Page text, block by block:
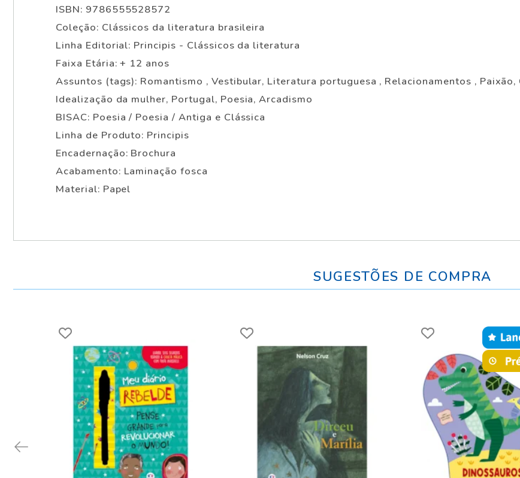
ISBN: 9786555528572
Coleção: Clássicos da literatura brasileira
Linha Editorial: Principis - Clássicos da literatura
Faixa Etária: + 12 anos
Assuntos (tags): Romantismo , Vestibular, Literatura portuguesa , Relacionamentos ,
Idealização da mulher, Portugal, Poesia, Arcadismo
BISAC: Poesia / Poesia / Antiga e Clássica
Linha de Produto: Principis
Encadernação: Brochura
Acabamento: Laminação fosca
Material: Papel
SUGESTÕES DE COMPRA